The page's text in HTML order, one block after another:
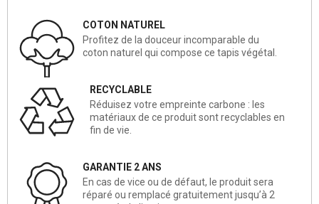
COTON NATUREL
Profitez de la douceur incomparable du
coton naturel qui compose ce tapis végétal.
RECYCLABLE
Réduisez votre empreinte carbone : les
matériaux de ce produit sont recyclables en
fin de vie.
GARANTIE 2 ANS
En cas de vice ou de défaut, le produit sera
réparé ou remplacé gratuitement jusqu’à 2